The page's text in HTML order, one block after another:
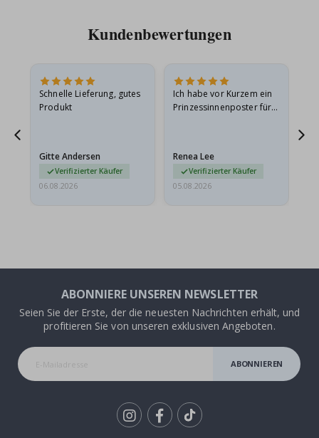
Kundenbewertungen
Schnelle Lieferung, gutes
Produkt
Gitte Andersen
Verifizierter Käufer
06.08.2026
Ich habe vor Kurzem ein
Prinzessinnenposter für
beschädigt…
Renea Lee
Verifizierter Käufer
05.08.2026
ABONNIERE UNSEREN NEWSLETTER
Seien Sie der Erste, der die neuesten Nachrichten erhält, und
profitieren Sie von unseren exklusiven Angeboten.
ABONNIEREN